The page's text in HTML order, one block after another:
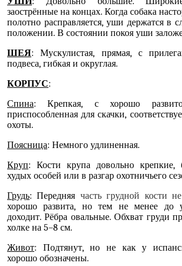
заострённые на концах. Когда собака
полотно расправляется, уши держатся в
положении. В состоянии покоя уши
ШЕЯ: Мускулистая, прямая, с
подвеса, гибкая и округлая.
КОРПУС:
Спина: Крепкая, с хорошо
приспособленная для скачки,
охоты.
Поясница: Немного удлиненная.
Круп: Кости крупа довольно крепкие,
худых особей или в разгар охотничьего
Грудь: Передняя часть грудной кости
хорошо развита, но тем не менее до
доходит. Рёбра овальные. Обхват груди
холке на 5–8 см.
Живот: Подтянут, но не как у
хорошо обозначены.